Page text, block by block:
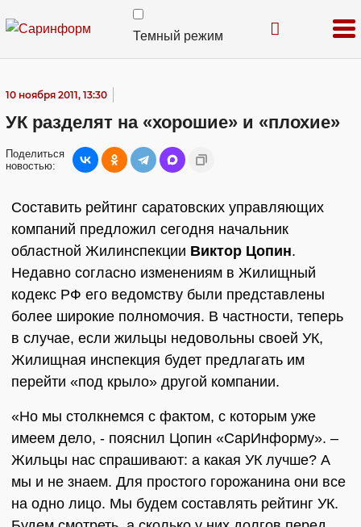
Темный режим
10 ноября 2011, 13:30
УК разделят на «хорошие» и «плохие»
Поделиться
новостью:
Составить рейтинг саратовских управляющих
компаний предложил сегодня начальник
областной Жилинспекции Виктор Цопин.
Недавно согласно изменениям в Жилищный
кодекс РФ его ведомству были представлены
более широкие полномочия. В частности, теперь
в случае, если жильцы недовольны своей УК,
Жилищная инспекция будет предлагать им
перейти «под крыло» другой компании.
«Но мы столкнемся с фактом, с которым уже
имеем дело, - пояснил Цопин «СарИнформу». –
Жильцы нас спрашивают: а какая УК лучше? А
мы и не знаем. Для простого горожанина они все
на одно лицо. Мы будем составлять рейтинг УК.